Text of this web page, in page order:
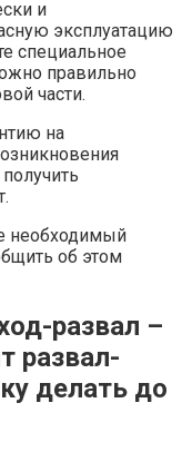
и
эксплуатацию
специальное
правильно
части.
на
необходимый
об этом
развал –
развал-
делать до